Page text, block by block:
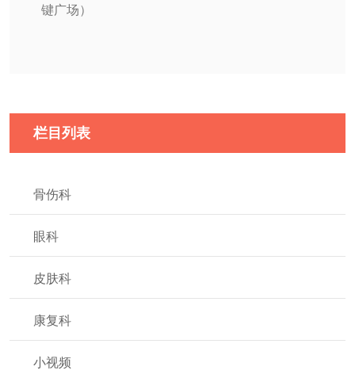
键广场）
栏目列表
骨伤科
眼科
皮肤科
康复科
小视频